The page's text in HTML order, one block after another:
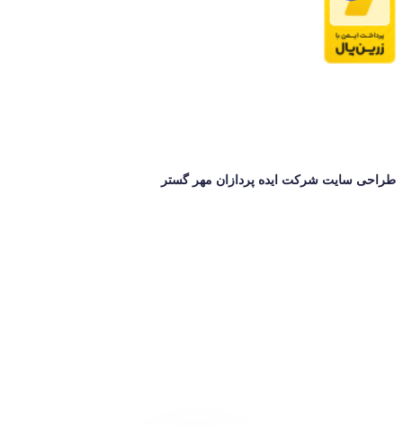
طراحی سایت شرکت ایده پردازان مهر گستر